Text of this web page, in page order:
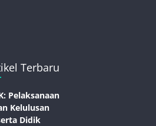
Terbaru
Pelaksanaan
Kelulusan
Didik